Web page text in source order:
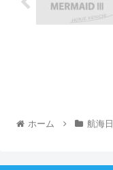
ホーム 航海